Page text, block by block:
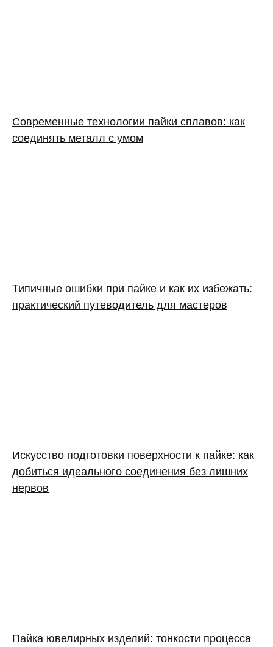
Современные технологии пайки сплавов: как
соединять металл с умом
Типичные ошибки при пайке и как их избежать:
практический путеводитель для мастеров
Искусство подготовки поверхности к пайке: как
добиться идеального соединения без лишних
нервов
Пайка ювелирных изделий: тонкости процесса